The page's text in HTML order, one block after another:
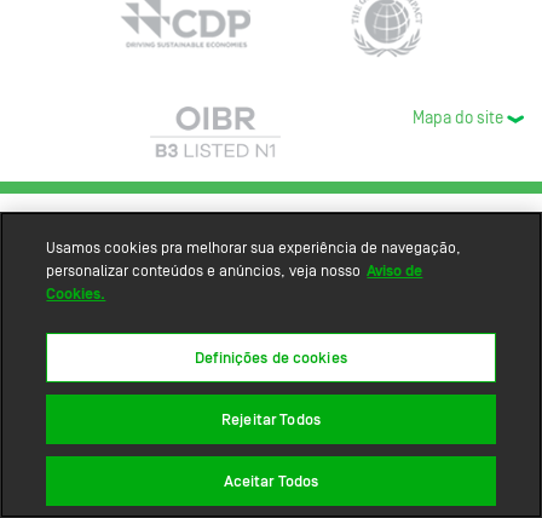
Mapa do site
Usamos cookies pra melhorar sua experiência de navegação,
personalizar conteúdos e anúncios, veja nosso Aviso de
Cookies.
Definições de cookies
Rejeitar Todos
Aceitar Todos